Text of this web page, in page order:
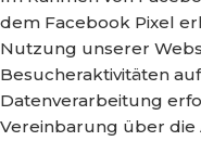
dem Facebook Pixel
Nutzung unserer
Besucheraktivitäten
Datenverarbeitung
Vereinbarung über